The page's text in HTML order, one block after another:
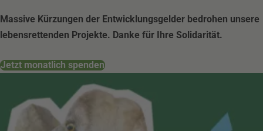
Massive Kürzungen der Entwicklungsgelder bedrohen unsere
lebensrettenden Projekte. Danke für Ihre Solidarität.
Jetzt monatlich spenden